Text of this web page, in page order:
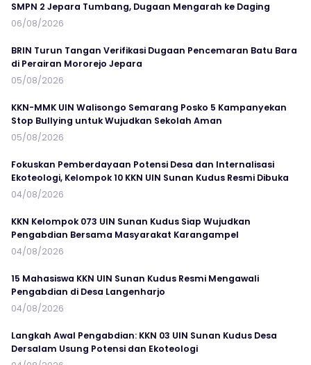
SMPN 2 Jepara Tumbang, Dugaan Mengarah ke Daging
06/08/2026
BRIN Turun Tangan Verifikasi Dugaan Pencemaran Batu Bara
di Perairan Mororejo Jepara
05/08/2026
KKN-MMK UIN Walisongo Semarang Posko 5 Kampanyekan
Stop Bullying untuk Wujudkan Sekolah Aman
05/08/2026
Fokuskan Pemberdayaan Potensi Desa dan Internalisasi
Ekoteologi, Kelompok 10 KKN UIN Sunan Kudus Resmi Dibuka
04/08/2026
KKN Kelompok 073 UIN Sunan Kudus Siap Wujudkan
Pengabdian Bersama Masyarakat Karangampel
04/08/2026
15 Mahasiswa KKN UIN Sunan Kudus Resmi Mengawali
Pengabdian di Desa Langenharjo
04/08/2026
Langkah Awal Pengabdian: KKN 03 UIN Sunan Kudus Desa
Dersalam Usung Potensi dan Ekoteologi